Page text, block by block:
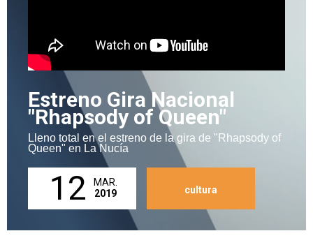
Estreno Gira Nacional
"Rhapsody of Queen"
Lleno total en el estreno de la gira de "Rhapsody of
Queen" en La Nucía
12
MAR.
2019
cultura